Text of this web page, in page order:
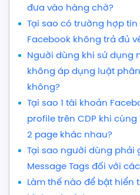
đưa vào hàng chờ?
Tại sao có trường hợp
Facebook không trả đủ
Người dùng khi sử dụng
không áp dụng luật
không?
Tại sao 1 tài khoản
profile trên CDP khi
2 page khác nhau?
Tại sao người dùng phải
Message Tags đối với
Làm thế nào để bật